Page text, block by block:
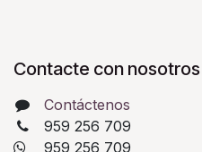
Contacte con nosotros
Contáctenos
959 256 709
​ 959 256 709